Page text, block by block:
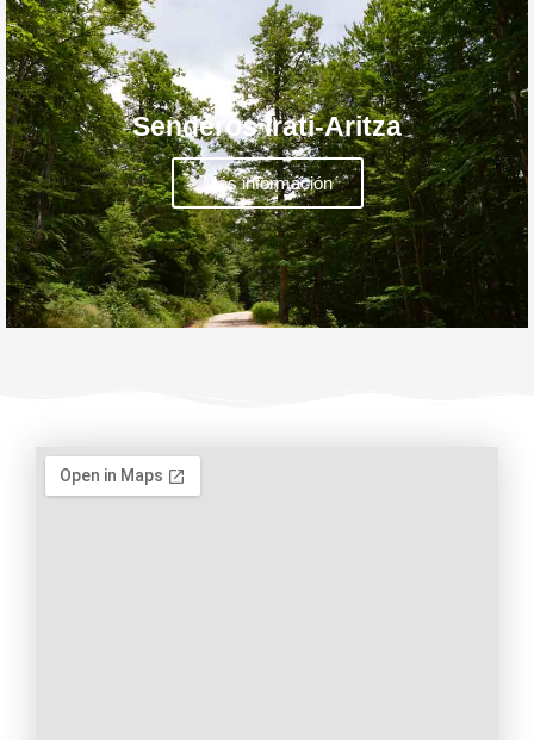
Senderos Irati-Aritza
Más información